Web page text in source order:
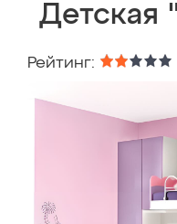
Детская
Рейтинг: